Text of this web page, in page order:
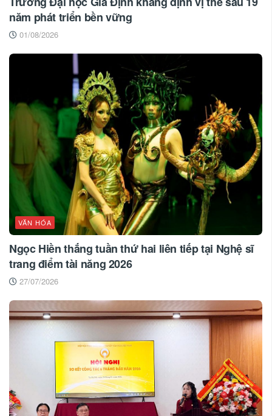
năm phát triển bền vững
01/08/2026
VĂN HÓA
Ngọc Hiền thắng tuần thứ hai liên tiếp tại Nghệ sĩ
trang điểm tài năng 2026
27/07/2026